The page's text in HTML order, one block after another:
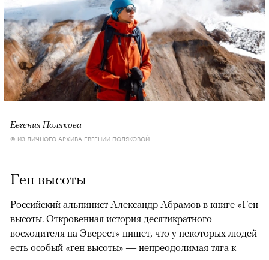
Евгения Полякова
© ИЗ ЛИЧНОГО АРХИВА ЕВГЕНИИ ПОЛЯКОВОЙ
Ген высоты
Российский альпинист Александр Абрамов в книге «Ген
высоты. Откровенная история десятикратного
восходителя на Эверест» пишет, что у некоторых людей
есть особый «ген высоты» — непреодолимая тяга к